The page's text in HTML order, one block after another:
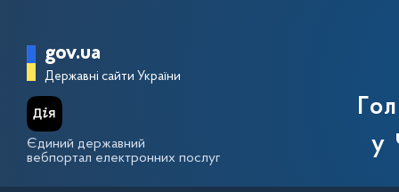
Головна сторінка Державної
gov.ua
Державні сайти України
Єдиний державний
вебпортал електронних послуг
у